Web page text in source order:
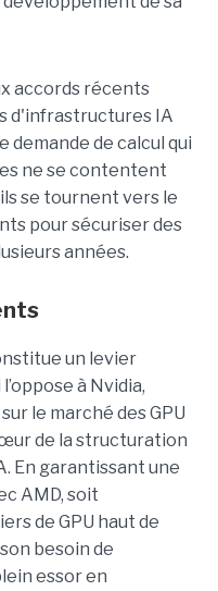
accords récents
d'infrastructures IA
demande de calcul qui
ne se contentent
se tournent vers le
pour sécuriser des
années.
un levier
à Nvidia,
le marché des GPU
de la structuration
En garantissant une
AMD, soit
de GPU haut de
besoin de
essor en